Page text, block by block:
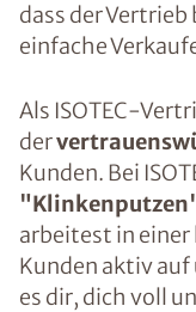
dass der Vertrieb
einfache
Als ISOTEC-
der
Kunden. Bei
arbeitest in
Kunden aktiv
es dir, dich voll